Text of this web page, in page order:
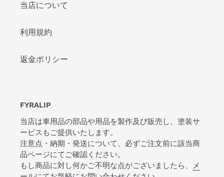
当店について
利用規約
返金ポリシー
FYRALIP
当店は車用品の部品や用品を製作及び販売し、塗装サ
ービスもご提供いたします。
注意点・納期・発送について、必ずご注文前に該当商
品ページにてご確認ください。
もし商品に対し何かご不明な点がございましたら、
メ